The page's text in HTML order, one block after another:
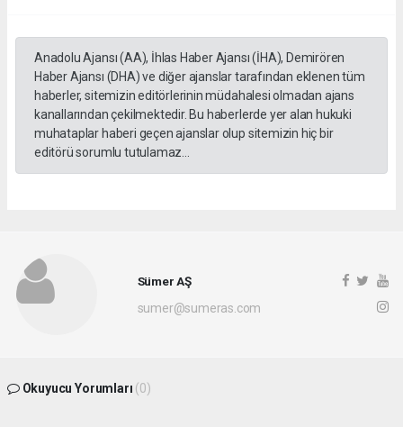
Anadolu Ajansı (AA), İhlas Haber Ajansı (İHA), Demirören
Haber Ajansı (DHA) ve diğer ajanslar tarafından eklenen tüm
haberler, sitemizin editörlerinin müdahalesi olmadan ajans
kanallarından çekilmektedir. Bu haberlerde yer alan hukuki
muhataplar haberi geçen ajanslar olup sitemizin hiç bir
editörü sorumlu tutulamaz...
Sümer AŞ
sumer@sumeras.com
Okuyucu Yorumları (0)